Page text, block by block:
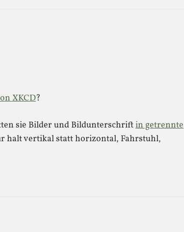
XKCD?
sie Bilder und Bildunterschriftin getrennte
halt vertikal statt horizontal, Fahrstuhl,